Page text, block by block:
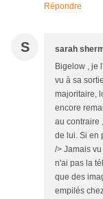
Répondre
S sarah
Bigelow , je
vu à sa
majoritaire,
encore
au contraire
de lui. Si en
/> Jamais
n'ai pas la
que des
empilés